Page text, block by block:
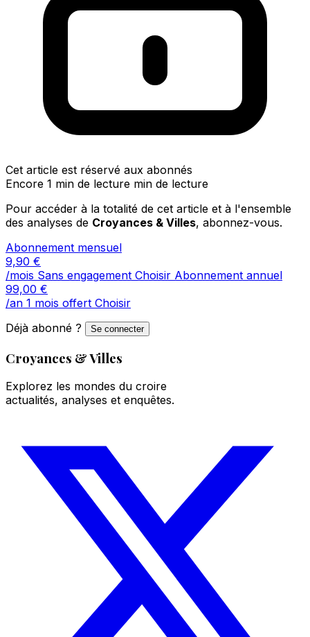
Cet article est réservé aux abonnés
Encore 1 min de lecture min de lecture
Pour accéder à la totalité de cet article et à l'ensemble
des analyses de Croyances & Villes, abonnez-vous.
Abonnement mensuel
9,90 €
/mois Sans engagement Choisir Abonnement annuel
99,00 €
/an 1 mois offert Choisir
Déjà abonné ?
Se connecter
Croyances & Villes
Explorez les mondes du croire
actualités, analyses et enquêtes.